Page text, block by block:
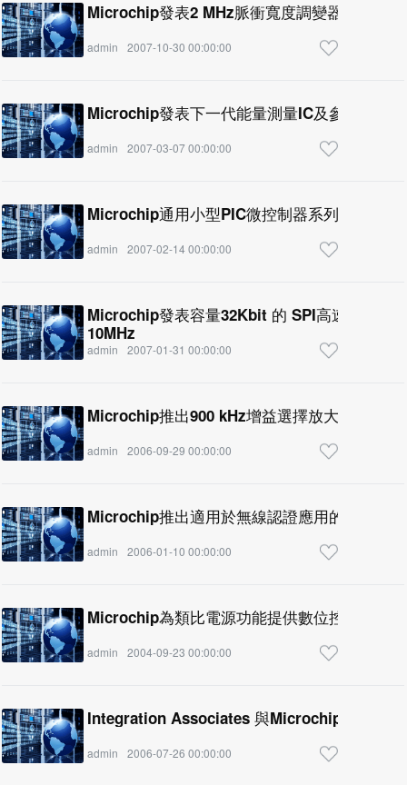
Microchip發表2 MHz脈衝寬度調變器
admin 2007-10-30 00:00:00
Microchip發表下一代能量測量IC及參考設計
admin 2007-03-07 00:00:00
Microchip通用小型PIC微控制器系列再添新兵
admin 2007-02-14 00:00:00
Microchip發表容量32Kbit 的 SPI高速串列EEPROM
10MHz
admin 2007-01-31 00:00:00
Microchip推出900 kHz增益選擇放大器
admin 2006-09-29 00:00:00
Microchip推出適用於無線認證應用的獨立類
admin 2006-01-10 00:00:00
Microchip為類比電源功能提供數位控制
admin 2004-09-23 00:00:00
Integration Associates 與Microchip共結行銷
admin 2006-07-26 00:00:00